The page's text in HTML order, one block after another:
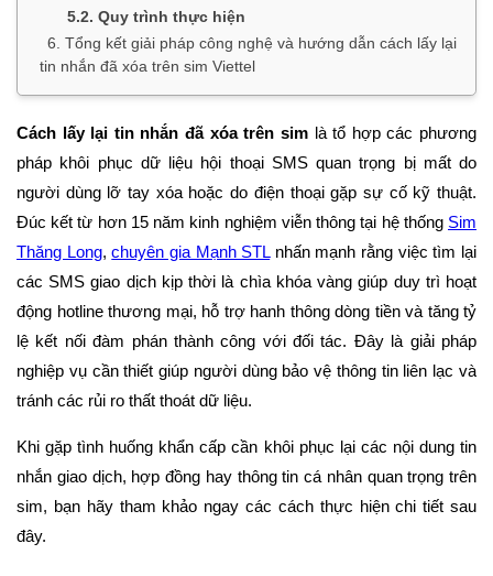
5.2. Quy trình thực hiện
6. Tổng kết giải pháp công nghệ và hướng dẫn cách lấy lại
tin nhắn đã xóa trên sim Viettel
Cách lấy lại tin nhắn đã xóa trên simlà tổ hợp các phương
pháp khôi phục dữ liệu hội thoại SMS quan trọng bị mất do
người dùng lỡ tay xóa hoặc do điện thoại gặp sự cố kỹ thuật.
Đúc kết từ hơn 15 năm kinh nghiệm viễn thông tại hệ thống Sim
Thăng Long,chuyên gia Mạnh STLnhấn mạnh rằng việc tìm lại
các SMS giao dịch kịp thời là chìa khóa vàng giúp duy trì hoạt
động hotline thương mại, hỗ trợ hanh thông dòng tiền và tăng tỷ
lệ kết nối đàm phán thành công với đối tác. Đây là giải pháp
nghiệp vụ cần thiết giúp người dùng bảo vệ thông tin liên lạc và
tránh các rủi ro thất thoát dữ liệu.
Khi gặp tình huống khẩn cấp cần khôi phục lại các nội dung tin
nhắn giao dịch, hợp đồng hay thông tin cá nhân quan trọng trên
sim, bạn hãy tham khảo ngay các cách thực hiện chi tiết sau
đây.